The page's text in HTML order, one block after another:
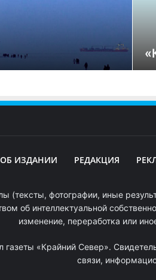
ОБ ИЗДАНИИ РЕДАКЦИЯ
(тексты, фотографии, иные
об интеллектуальной
изменение, переработка или
газеты «Крайний Север».
связи,